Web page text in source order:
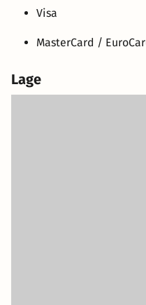
Visa
MasterCard /
Lage